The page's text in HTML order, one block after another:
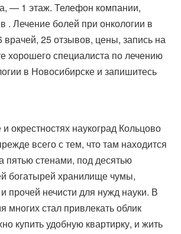
— 1 этаж. Телефон компании,
. Лечение болей при онкологии в
врачей, 25 отзывов, цены, запись на
хорошего специалиста по лечению
в Новосибирске и запишитесь
окрестностях наукоград Кольцово
всего с тем, что там находится
пятью стенами, под десятью
богатырей хранилище чумы,
прочей нечисти для нужд науки. В
многих стал привлекать облик
купить удобную квартирку, и жить